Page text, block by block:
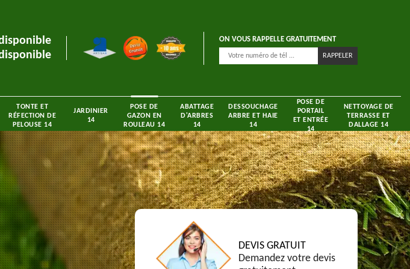
ON VOUS RAPPELLE GRATUITEMENT
TONTE ET
RÉFECTION DE
PELOUSE 14
JARDINIER
14
POSE DE
GAZON EN
ROULEAU 14
ABATTAGE
D'ARBRES
14
DESSOUCHAGE
ARBRE ET HAIE
14
POSE DE
PORTAIL
ET ENTRÉE
14
NETTOYAGE DE
TERRASSE ET
DALLAGE 14
DEVIS GRATUIT
Demandez votre devis